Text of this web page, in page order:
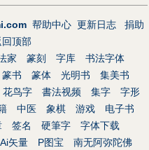
帮助中心 更新日志
捐助
回顶部
家 篆刻 字库
书法字体
篆书 篆体 光明书
集美书
花鸟字 書法视频 集字
字形
中医 象棋 游戏
电子书
签名 硬筆字
字体下载
Ai矢量 P图宝
南无阿弥陀佛